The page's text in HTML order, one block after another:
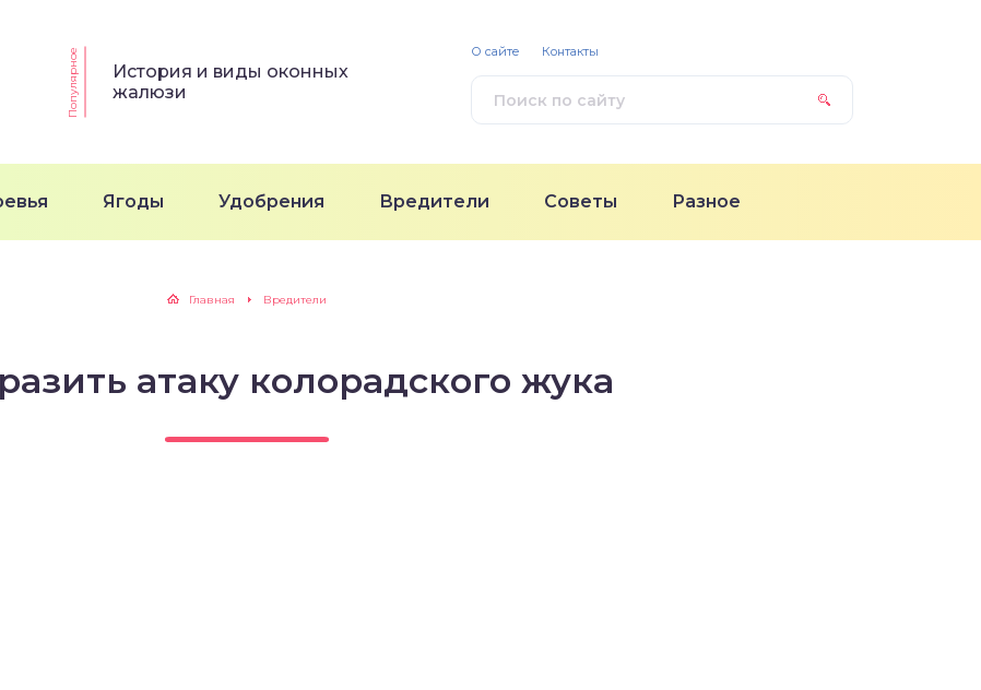
Популярное
История и виды оконных
жалюзи
Ягоды Удобрения Вредители Советы Разное
О сайте Контакты
Главная Вредители
атаку колорадского жука